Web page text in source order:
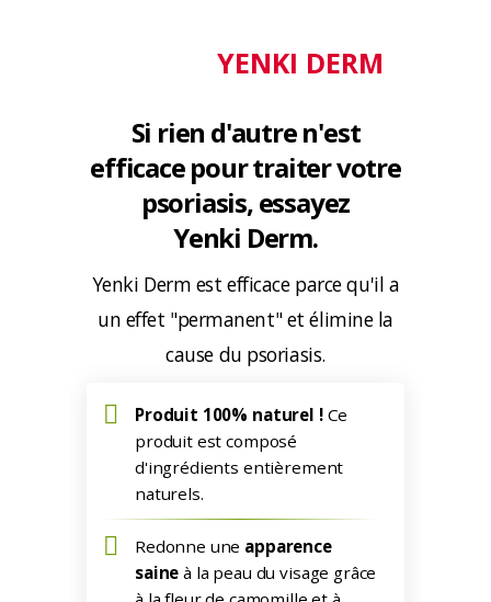
YENKI DERM
Si rien d'autre n'est
efficace pour traiter votre
psoriasis, essayez
Yenki Derm.
Yenki Derm est efficace parce qu'il a
un effet "permanent" et élimine la
cause du psoriasis.
Produit 100% naturel ! Ce
produit est composé
d'ingrédients entièrement
naturels.
Redonne une apparence
saineà la peau du visage grâce